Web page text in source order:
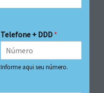
Telefone + DDD *
Informe aqui seu número.